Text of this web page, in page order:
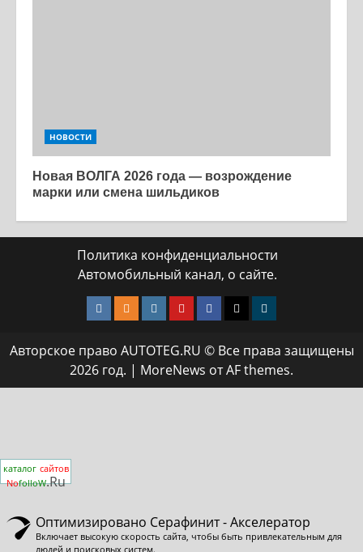
НОВОСТИ
Новая ВОЛГА 2026 года — возрождение
марки или смена шильдиков
Политика конфиденциальности
Автомобильный канал, о сайте.
VK Одноклассники
Instagram
YotubeFacebook
TwitterТелеграмм
Авторское право AUTOTEG.RU © Все права защищены
2026 год. | MoreNews от AF themes.
каталог сайтов
NofolloW.Ru
Оптимизировано Серафинит - Акселератор
Включает высокую скорость сайта, чтобы быть привлекательным для
людей и поисковых систем.